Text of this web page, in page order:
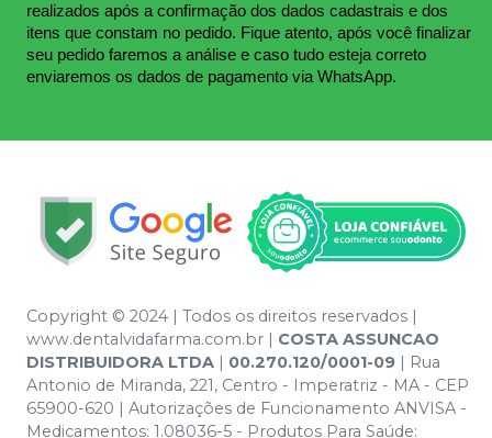
realizados após a confirmação dos dados cadastrais e dos
itens que constam no pedido. Fique atento, após você finalizar
seu pedido faremos a análise e caso tudo esteja correto
enviaremos os dados de pagamento via WhatsApp.
Copyright © 2024 | Todos os direitos reservados |
www.dentalvidafarma.com.br | COSTA ASSUNCAO
DISTRIBUIDORA LTDA | 00.270.120/0001-09 | Rua
Antonio de Miranda, 221, Centro - Imperatriz - MA - CEP
65900-620 | Autorizações de Funcionamento ANVISA -
Medicamentos: 1.08036-5 - Produtos Para Saúde: